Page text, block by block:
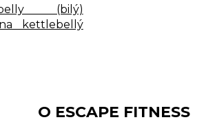
(bilý)
kettlebellý
O ESCAPE FITNESS